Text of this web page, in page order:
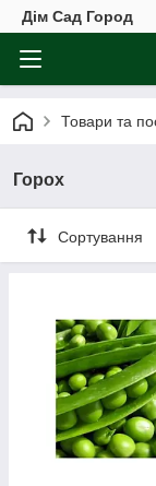
Дім Сад Город
Товари та
Горох
Сортування